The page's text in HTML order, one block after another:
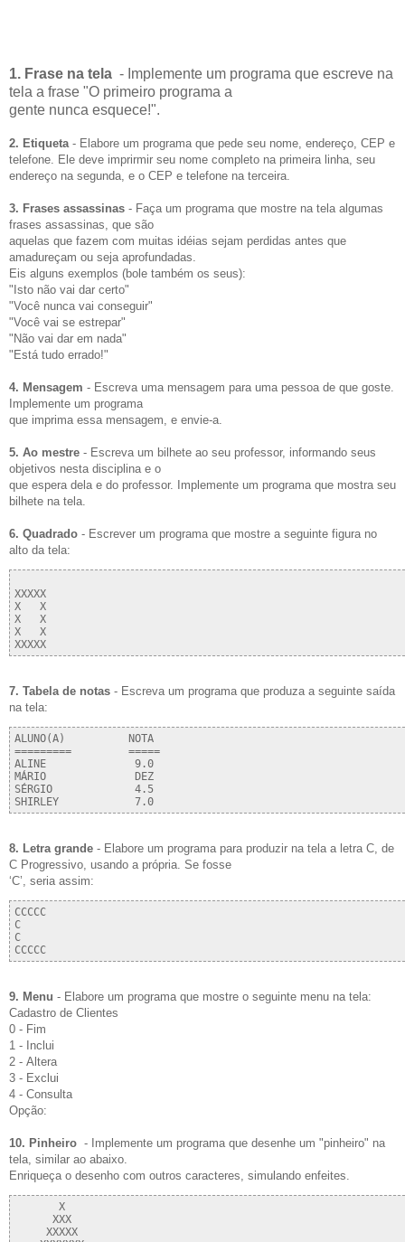
1. Frase na tela - Implemente um programa que escreve na
tela a frase "O primeiro programa a
gente nunca esquece!".
2. Etiqueta - Elabore um programa que pede seu nome, endereço, CEP e
telefone. Ele deve imprirmir seu nome completo na primeira linha, seu
endereço na segunda, e o CEP e telefone na terceira.
3. Frases assassinas - Faça um programa que mostre na tela algumas
frases assassinas, que são
aquelas que fazem com muitas idéias sejam perdidas antes que
amadureçam ou seja aprofundadas.
Eis alguns exemplos (bole também os seus):
"Isto não vai dar certo"
"Você nunca vai conseguir"
"Você vai se estrepar"
"Não vai dar em nada"
"Está tudo errado!"
4. Mensagem - Escreva uma mensagem para uma pessoa de que goste.
Implemente um programa
que imprima essa mensagem, e envie-a.
5. Ao mestre - Escreva um bilhete ao seu professor, informando seus
objetivos nesta disciplina e o
que espera dela e do professor. Implemente um programa que mostra seu
bilhete na tela.
6. Quadrado - Escrever um programa que mostre a seguinte figura no
alto da tela:
XXXXX
X   X
X   X
X   X
7. Tabela de notas - Escreva um programa que produza a seguinte saída
na tela:
ALUNO(A)          NOTA
=========         =====
ALINE              9.0
MÁRIO              DEZ
SÉRGIO             4.5
8. Letra grande - Elabore um programa para produzir na tela a letra C, de
C Progressivo, usando a própria. Se fosse
‘C’, seria assim:
CCCCC
C
C
9. Menu - Elabore um programa que mostre o seguinte menu na tela:
Cadastro de Clientes
0 - Fim
1 - Inclui
2 - Altera
3 - Exclui
4 - Consulta
Opção:
10. Pinheiro - Implemente um programa que desenhe um "pinheiro" na
tela, similar ao abaixo.
Enriqueça o desenho com outros caracteres, simulando enfeites.
       X
      XXX
     XXXXX